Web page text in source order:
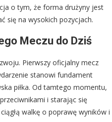
o tym, że forma drużyny jest
się na wysokich pozycjach.
Meczu do Dziś
Pierwszy oficjalny mecz
stanowi fundament
piłka. Od tamtego momentu,
i starając się
walkę o poprawę wyników i